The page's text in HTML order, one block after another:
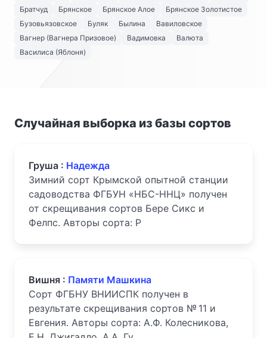
Братчуд
Брянское Брянское Алое
Брянское Золотистое
Бузовьязовское
Буляк Былина
Вавиловское
Вагнер (Вагнера Призовое)
Вадимовка
Валюта
Василиса (Яблоня)
Случайная выборка из базы сортов
Груша : Надежда
Зимний сорт Крымской опытной станции
садоводства ФГБУН «НБС-ННЦ» получен
от скрещивания сортов Бере Сикс и
Фелпс. Авторы сорта: Р
Вишня : Памяти Машкина
Сорт ФГБНУ ВНИИСПК получен в
результате скрещивания сортов № 11 и
Евгения. Авторы сорта: А.Ф. Колесникова,